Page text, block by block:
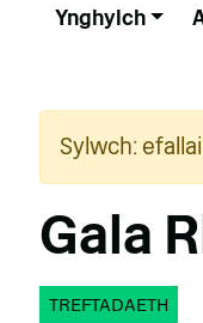
Ynghylch
Sylwch:
Gala
TREFTADAETH